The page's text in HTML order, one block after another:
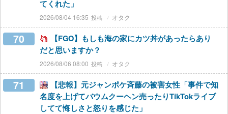
てくれた」
2026/08/04 16:35 オタク
70
【FGO】もしも海の家にカツ丼があったらあり
だと思いますか？
2026/08/06 08:00 オタク
71
【悲報】元ジャンポケ斉藤の被害女性「事件で知
名度を上げてバウムクーヘン売ったりTikTokライブ
してて悔しさと怒りを感じた」